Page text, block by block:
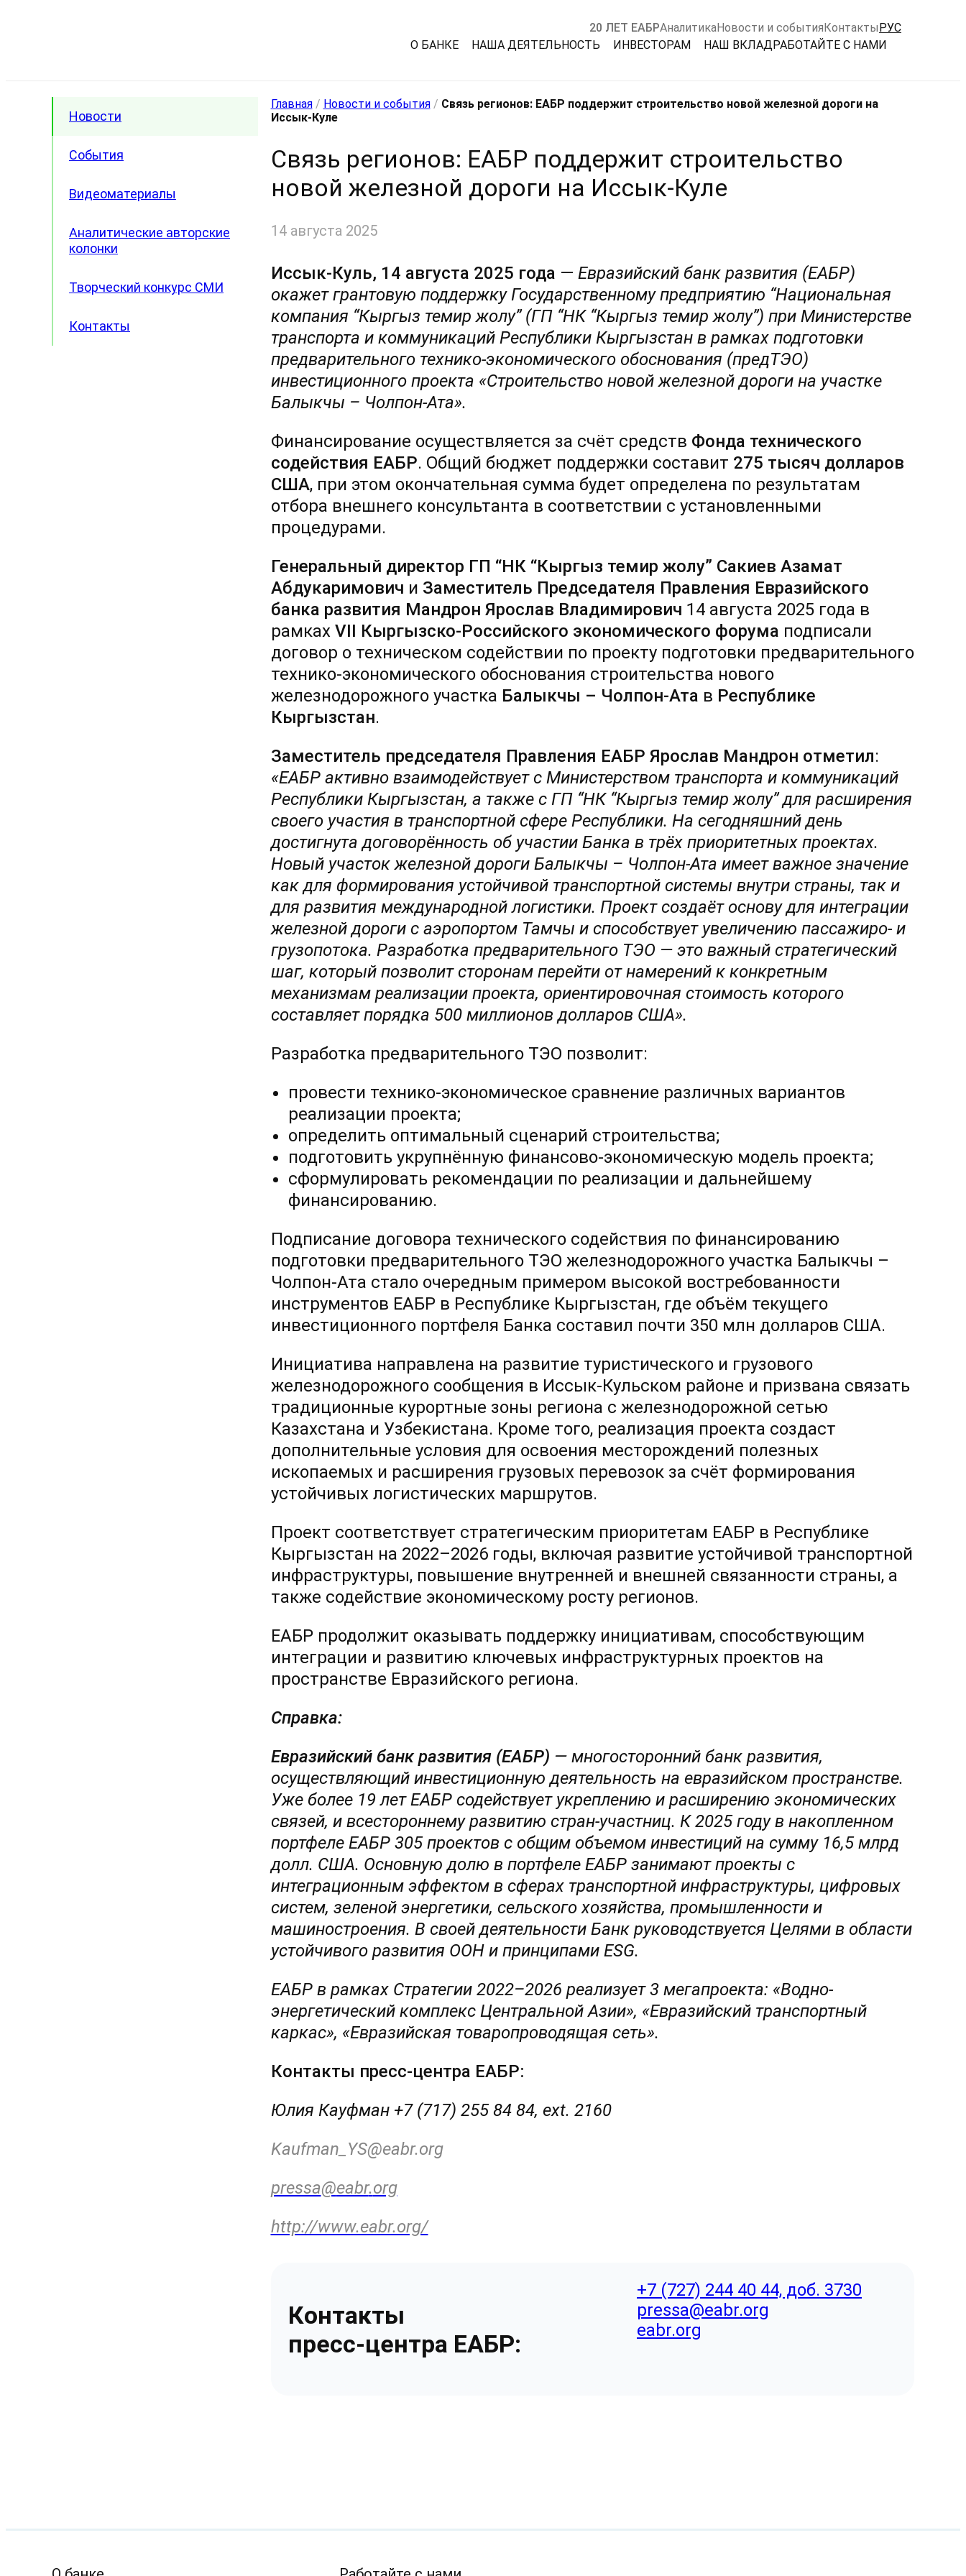
20 ЛЕТ ЕАБРАналитикаНовости и событияКонтактыРУС
О БАНКЕ
НАША ДЕЯТЕЛЬНОСТЬ ИНВЕСТОРАМ НАШ ВКЛАДРАБОТАЙТЕ С НАМИ
Новости
События
Видеоматериалы
Аналитические авторские
колонки
Творческий конкурс СМИ
Контакты
Главная/ Новости и события/ Связь регионов: ЕАБР поддержит строительство новой железной дороги на
Иссык-Куле
Связь регионов: ЕАБР поддержит строительство
новой железной дороги на Иссык-Куле
14 августа 2025
Иссык-Куль, 14 августа 2025 года — Евразийский банк развития (ЕАБР)
окажет грантовую поддержку Государственному предприятию “Национальная
компания “Кыргыз темир жолу”(ГП “НК “Кыргыз темир жолу”) при Министерстве
транспорта и коммуникаций Республики Кыргызстан в рамках подготовки
предварительного технико-экономического обоснования (предТЭО)
инвестиционного проекта «Строительство новой железной дороги на участке
Балыкчы – Чолпон-Ата».
Финансирование осуществляется за счёт средств Фонда технического
содействия ЕАБР. Общий бюджет поддержки составит 275 тысяч долларов
США, при этом окончательная сумма будет определена по результатам
отбора внешнего консультанта в соответствии с установленными
процедурами.
Генеральный директор ГП “НК “Кыргыз темир жолу” Сакиев Азамат
Абдукаримович и Заместитель Председателя Правления Евразийского
банка развития Мандрон Ярослав Владимирович 14 августа 2025 года в
рамкахVII Кыргызско-Российского экономического форума подписали
договор о техническом содействии по проекту подготовки предварительного
технико-экономического обоснования строительства нового
железнодорожного участка Балыкчы – Чолпон-Ата в Республике
Кыргызстан.
Заместитель председателя Правления ЕАБР Ярослав Мандрон отметил:
«ЕАБР активно взаимодействует с Министерством транспорта и коммуникаций
Республики Кыргызстан, а также с ГП “НК “Кыргыз темир жолу”для расширения
своего участия в транспортной сфере Республики. На сегодняшний день
достигнута договорённость об участии Банка в трёх приоритетных проектах.
Новый участок железной дороги Балыкчы – Чолпон-Ата имеет важное значение
как для формирования устойчивой транспортной системы внутри страны, так и
для развития международной логистики. Проект создаёт основу для интеграции
железной дороги с аэропортом Тамчы испособствует увеличению пассажиро-и
грузопотока. Разработка предварительного ТЭО — это важный стратегический
шаг, который позволит сторонам перейти от намерений к конкретным
механизмам реализации проекта, ориентировочная стоимость которого
составляет порядка 500 миллионов долларов США».
Разработка предварительного ТЭО позволит:
провести технико-экономическое сравнение различных вариантов
реализации проекта;
определить оптимальный сценарий строительства;
подготовить укрупнённую финансово-экономическую модель проекта;
сформулировать рекомендации по реализации и дальнейшему
финансированию.
Подписание договора технического содействия по финансированию
подготовки предварительного ТЭО железнодорожного участка Балыкчы –
Чолпон-Ата стало очередным примером высокой востребованности
инструментов ЕАБР в Республике Кыргызстан, где объём текущего
инвестиционного портфеля Банка составил почти 350 млн долларов США.
Инициатива направлена на развитие туристического и грузового
железнодорожного сообщения в Иссык-Кульском районе и призвана связать
традиционные курортные зоны региона с железнодорожной сетью
Казахстана и Узбекистана. Кроме того, реализация проекта создаст
дополнительные условия для освоения месторождений полезных
ископаемых и расширения грузовых перевозок за счёт формирования
устойчивых логистических маршрутов.
Проект соответствует стратегическим приоритетам ЕАБР в Республике
Кыргызстан на 2022–2026 годы, включая развитие устойчивой транспортной
инфраструктуры, повышение внутренней и внешней связанности страны, а
также содействие экономическому росту регионов.
ЕАБР продолжит оказывать поддержку инициативам, способствующим
интеграции и развитию ключевых инфраструктурных проектов на
пространстве Евразийского региона.
Справка:
Евразийский банк развития (ЕАБР) — многосторонний банк развития,
осуществляющий инвестиционную деятельность на евразийском пространстве.
Уже более 19 лет ЕАБР содействует укреплению и расширению экономических
связей, и всестороннему развитию стран-участниц. К 2025 году в накопленном
портфеле ЕАБР 305 проектов с общим объемом инвестиций на сумму 16,5 млрд
долл. США. Основную долю в портфеле ЕАБР занимают проекты с
интеграционным эффектом в сферах транспортной инфраструктуры, цифровых
систем, зеленой энергетики, сельского хозяйства, промышленности и
машиностроения. В своей деятельности Банк руководствуется Целями в области
устойчивого развития ООН и принципами ESG.
ЕАБР в рамках Стратегии 2022–2026 реализует 3 мегапроекта: «Водно-
энергетический комплекс Центральной Азии», «Евразийский транспортный
каркас», «Евразийская товаропроводящая сеть».
Контакты пресс-центра ЕАБР:
Юлия Кауфман +7 (717) 255 84 84, ext. 2160
Kaufman YS@eabr.org
pressa@eabr.org
http://www.eabr.org/
Контакты
пресс-центра ЕАБР:
+7 (727) 244 40 44, доб. 3730
pressa@eabr.org
eabr.org